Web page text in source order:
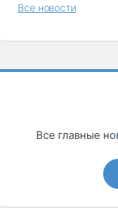
Все новости
Все главные